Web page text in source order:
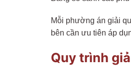
Mỗi phường án giải
bên cần ưu tiên áp
Quy trình